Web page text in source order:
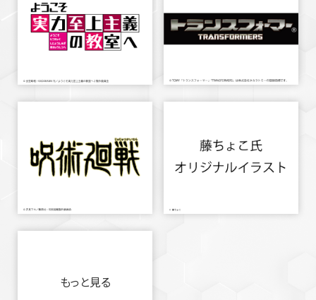
もっと見る